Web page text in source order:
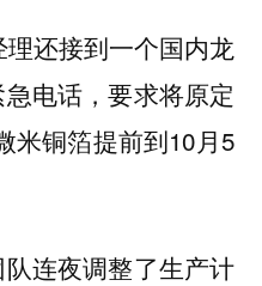
还接到一个国内龙
电话，要求将原定
米铜箔提前到10月5
连夜调整了生产计